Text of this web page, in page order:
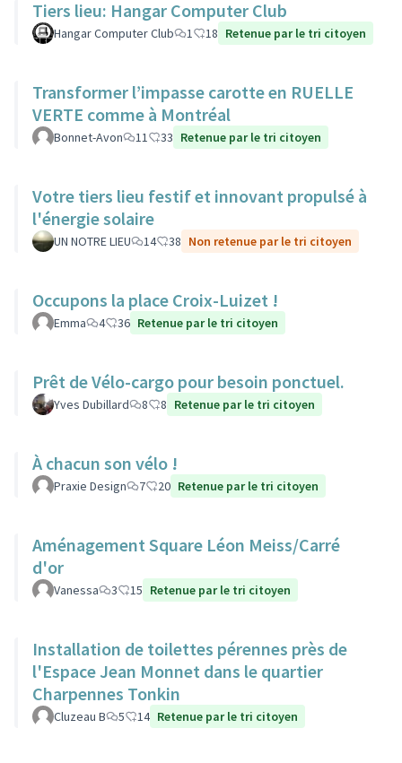
Tiers lieu: Hangar Computer Club
Hangar Computer Club 1 18 Retenue par le tri citoyen
Transformer l’impasse carotte en RUELLE
VERTE comme à Montréal
Bonnet-Avon 11 33 Retenue par le tri citoyen
Votre tiers lieu festif et innovant propulsé à
l'énergie solaire
UN NOTRE LIEU 14 38 Non retenue par le tri citoyen
Occupons la place Croix-Luizet !
Emma 4 36 Retenue par le tri citoyen
Prêt de Vélo-cargo pour besoin ponctuel.
Yves Dubillard 8 8 Retenue par le tri citoyen
À chacun son vélo !
Praxie Design 7 20 Retenue par le tri citoyen
Aménagement Square Léon Meiss/Carré
d'or
Vanessa 3 15 Retenue par le tri citoyen
Installation de toilettes pérennes près de
l'Espace Jean Monnet dans le quartier
Charpennes Tonkin
Cluzeau B 5 14 Retenue par le tri citoyen